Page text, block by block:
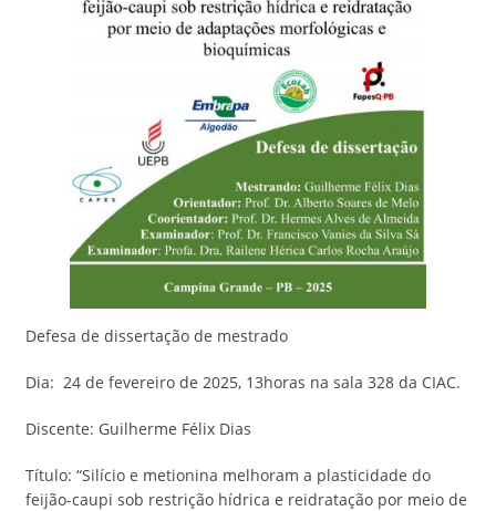
Defesa de dissertação de mestrado
Dia: 24 de fevereiro de 2025, 13horas na sala 328 da CIAC.
Discente: Guilherme Félix Dias
Título: “Silício e metionina melhoram a plasticidade do
feijão-caupi sob restrição hídrica e reidratação por meio de